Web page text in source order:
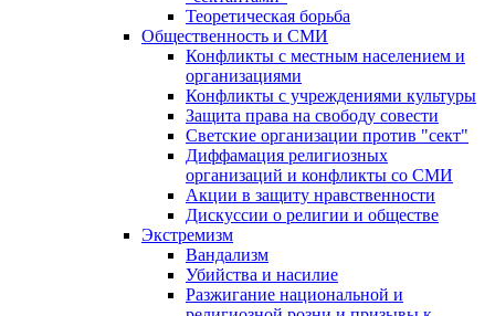
Теоретическая борьба
Общественность и СМИ
Конфликты с местным населением и
организациями
Конфликты с учреждениями культуры
Защита права на свободу совести
Светские организации против "сект"
Диффамация религиозных
организаций и конфликты со СМИ
Акции в защиту нравственности
Дискуссии о религии и обществе
Экстремизм
Вандализм
Убийства и насилие
Разжигание национальной и